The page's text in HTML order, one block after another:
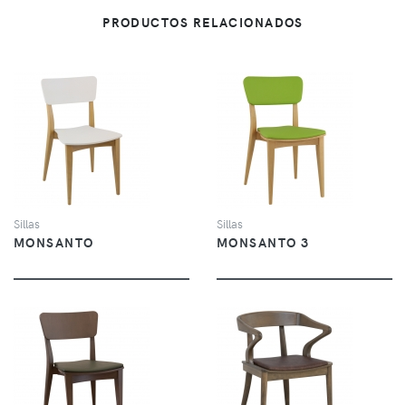
PRODUCTOS RELACIONADOS
VER
Sillas
MONSANTO
VER
Sillas
MONSANTO 3
VER VER